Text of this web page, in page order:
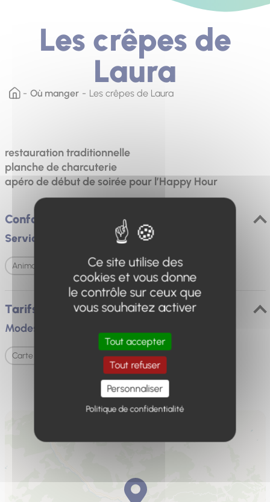
Les crêpes de
Laura
Où manger Les crêpes de Laura
restauration traditionnelle
planche de charcuterie
apéro de début de soirée pour l’Happy Hour
Confort et équipements
Services
Animaux acceptés
Tarifs / ouverture
Modes de paiement
Carte bancaire/crédit Espèces
Ce site utilise des
cookies et vous donne
le contrôle sur ceux que
vous souhaitez activer
Tout accepter
Tout refuser
Personnaliser
Politique de confidentialité